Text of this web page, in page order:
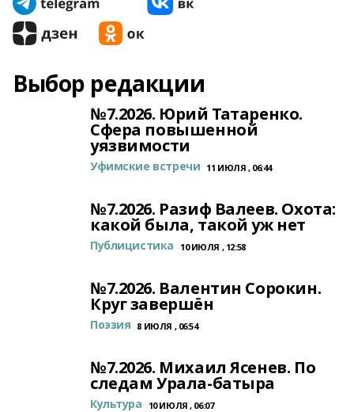
Выбор редакции
№7.2026. Юрий Татаренко.
Сфера повышенной
уязвимости
Уфимские встречи 11 ИЮЛЯ , 06:44
№7.2026. Разиф Валеев. Охота:
какой была, такой уж нет
Публицистика 10 ИЮЛЯ , 12:58
№7.2026. Валентин Сорокин.
Круг завершён
Поэзия 8 ИЮЛЯ , 06:54
№7.2026. Михаил Ясенев. По
следам Урала-батыра
Культура 10 ИЮЛЯ , 06:07